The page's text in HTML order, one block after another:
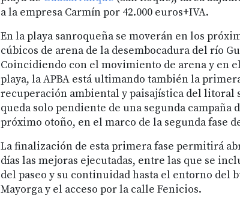
a la empresa Carmín por 42.000 euros+IVA.
En la playa sanroqueña se moverán en los
cúbicos de arena de la desembocadura del río
Coincidiendo con el movimiento de arena y en
playa, la APBA está ultimando también la
recuperación ambiental y paisajística del litoral
queda solo pendiente de una segunda campaña
próximo otoño, en el marco de la segunda fase
La finalización de esta primera fase permitirá
días las mejoras ejecutadas, entre las que se
del paseo y su continuidad hasta el entorno del
Mayorga y el acceso por la calle Fenicios.